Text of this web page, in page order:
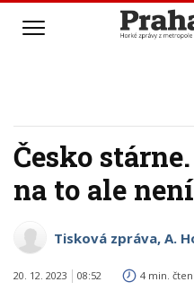
Česko
na to ale
Tisková zpráva, A.
20. 12. 2023 08:52 4 min.